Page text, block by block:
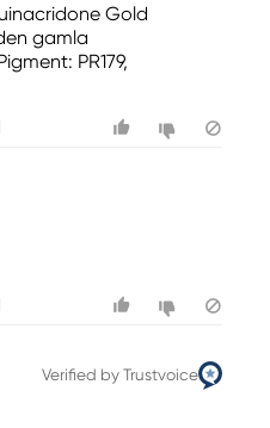
Gold
gamla
PR179,
Verified by Trustvoice